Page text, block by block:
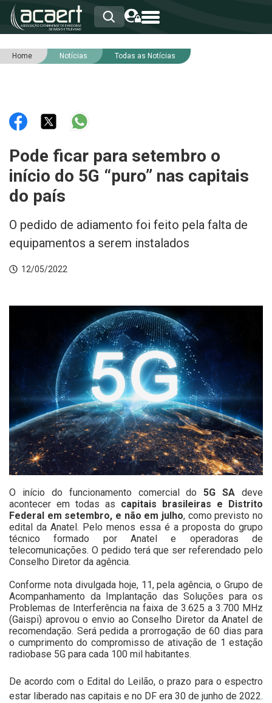
HOME
RNA
NOTÍCIAS
SERVIÇOS
INTEGRIDADE
Home Notícias Todas as Notícias
Pode ficar para setembro o
início do 5G “puro” nas capitais
do país
O pedido de adiamento foi feito pela falta de
equipamentos a serem instalados
12/05/2022
O início do funcionamento comercial do 5G SA deve
acontecer em todas as capitais brasileiras e Distrito
Federal em setembro, e não em julho, como previsto no
edital da Anatel. Pelo menos essa é a proposta do grupo
técnico formado por Anatel e operadoras de
telecomunicações. O pedido terá que ser referendado pelo
Conselho Diretor da agência.
Conforme nota divulgada hoje, 11, pela agência, o Grupo de
Acompanhamento da Implantação das Soluções para os
Problemas de Interferência na faixa de 3.625 a 3.700 MHz
(Gaispi) aprovou o envio ao Conselho Diretor da Anatel de
recomendação. Será pedida a prorrogação de 60 dias para
o cumprimento do compromisso de ativação de 1 estação
radiobase 5G para cada 100 mil habitantes.
De acordo com o Edital do Leilão, o prazo para o espectro
estar liberado nas capitais e no DF era 30 de junho de 2022.